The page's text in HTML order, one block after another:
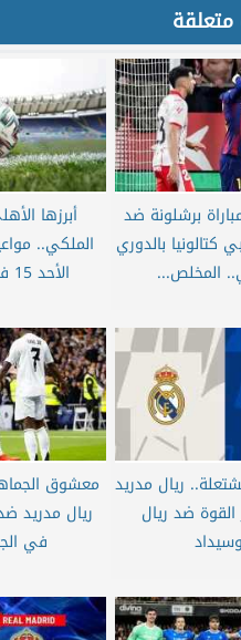
برشلونة ضد
كتالونيا بالدوري
المخلص...
أبرزها
الملكي..
الأحد 15 فبراير 2026...
ريال مدريد
القوة ضد ريال
معشوق
ريال مدريد
في